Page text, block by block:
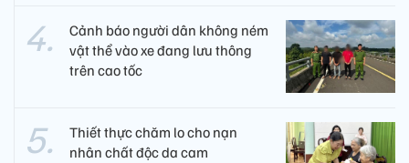
Cảnh báo người dân không ném
vật thể vào xe đang lưu thông
trên cao tốc
Thiết thực chăm lo cho nạn
nhân chất độc da cam